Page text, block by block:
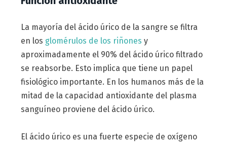
La mayoría del ácido úrico de la sangre se filtra
en los glomérulos de los riñones y
aproximadamente el 90% del ácido úrico filtrado
se reabsorbe. Esto implica que tiene un papel
fisiológico importante. En los humanos más de la
mitad de la capacidad antioxidante del plasma
sanguíneo proviene del ácido úrico.
El ácido úrico es una fuerte especie de oxígeno